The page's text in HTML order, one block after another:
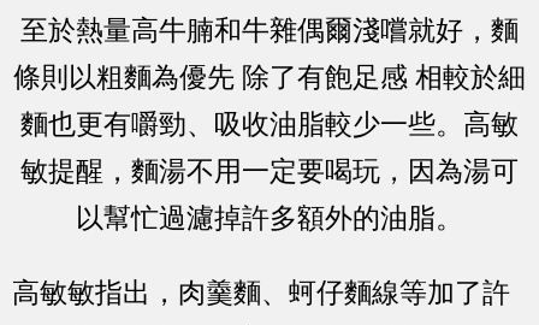
至於熱量高牛腩和牛雜偶爾淺嚐就好，麵
條則以粗麵為優先 除了有飽足感 相較於細
麵也更有嚼勁、吸收油脂較少一些。高敏
敏提醒，麵湯不用一定要喝玩，因為湯可
以幫忙過濾掉許多額外的油脂。
高敏敏指出，肉羹麵、蚵仔麵線等加了許